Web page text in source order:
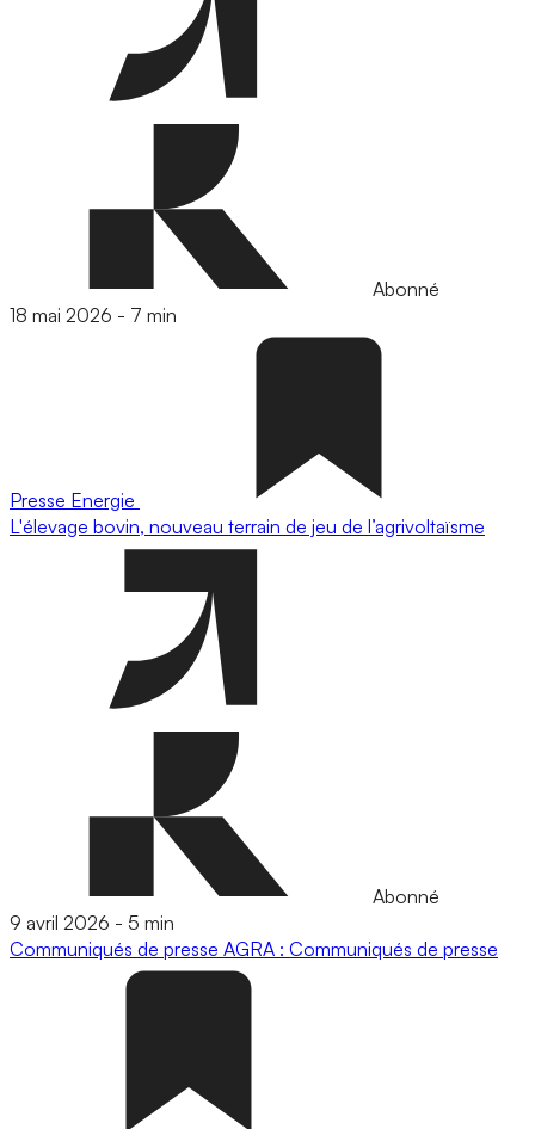
Abonné
18 mai 2026 - 7 min
Presse Energie
L'élevage bovin, nouveau terrain de jeu de l’agrivoltaïsme
Abonné
9 avril 2026 - 5 min
Communiqués de presse AGRA : Communiqués de presse